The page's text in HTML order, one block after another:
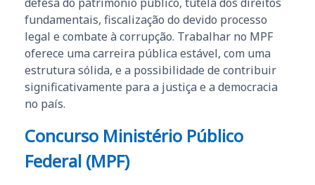
fundamentais, fiscalização do devido processo
legal e combate à corrupção. Trabalhar no MPF
oferece uma carreira pública estável, com uma
estrutura sólida, e a possibilidade de contribuir
significativamente para a justiça e a democracia
no país.
Concurso Ministério Público
Federal (MPF)